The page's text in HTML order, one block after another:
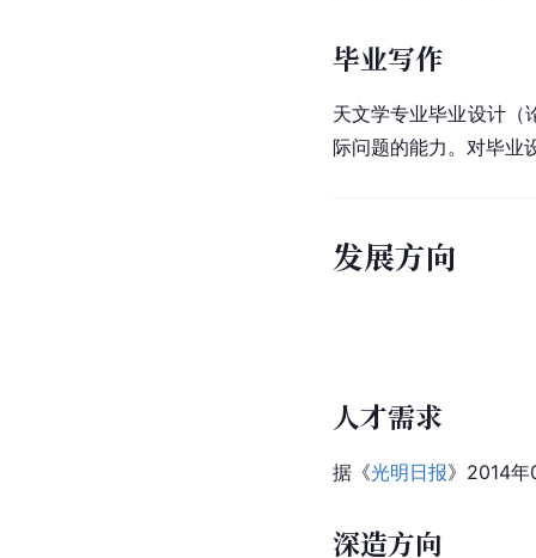
毕业写作
天文学专业毕业设计（
际问题的能力。对毕业
发展方向